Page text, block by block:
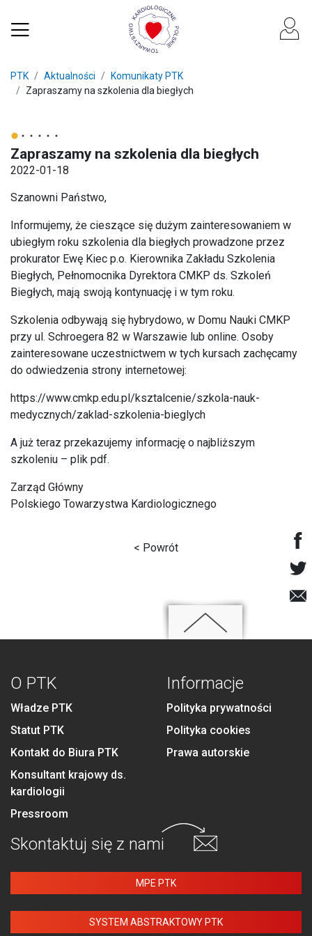
PTK Aktualności
Komunikaty PTK
Zapraszamy na szkolenia dla biegłych
Zapraszamy na szkolenia dla biegłych
2022-01-18
Szanowni Państwo,
Informujemy, że cieszące się dużym zainteresowaniem w
ubiegłym roku szkolenia dla biegłych prowadzone przez
prokurator Ewę Kiec p.o. Kierownika Zakładu Szkolenia
Biegłych, Pełnomocnika Dyrektora CMKP ds. Szkoleń
Biegłych, mają swoją kontynuację i w tym roku.
Szkolenia odbywają się hybrydowo, w Domu Nauki CMKP
przy ul. Schroegera 82 w Warszawie lub online. Osoby
zainteresowane uczestnictwem w tych kursach zachęcamy
do odwiedzenia strony internetowej:
https://www.cmkp.edu.pl/ksztalcenie/szkola-nauk-
medycznych/zaklad-szkolenia-bieglych
A już teraz przekazujemy informację o najbliższym
szkoleniu – plik pdf.
Zarząd Główny
Polskiego Towarzystwa Kardiologicznego
< Powrót
O PTK
Władze PTK
Statut PTK
Kontakt do Biura PTK
Konsultant krajowy ds.
kardiologii
Pressroom
Informacje
Polityka prywatności
Polityka cookies
Prawa autorskie
Skontaktuj się z nami
MPE PTK
SYSTEM ABSTRAKTOWY PTK